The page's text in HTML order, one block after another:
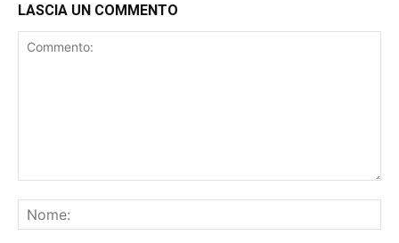
LASCIA UN COMMENTO